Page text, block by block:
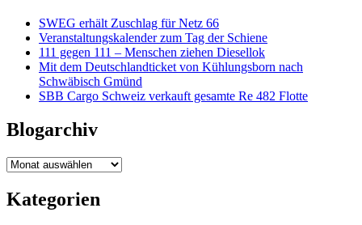
SWEG erhält Zuschlag für Netz 66
Veranstaltungskalender zum Tag der Schiene
111 gegen 111 – Menschen ziehen Diesellok
Mit dem Deutschlandticket von Kühlungsborn nach
Schwäbisch Gmünd
SBB Cargo Schweiz verkauft gesamte Re 482 Flotte
Blogarchiv
Blogarchiv
Kategorien